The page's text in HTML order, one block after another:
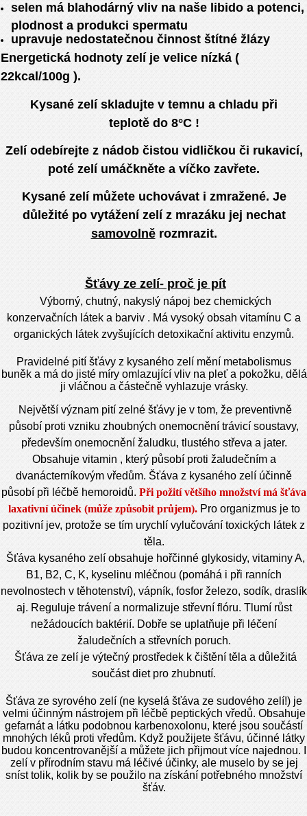
selen má blahodárný vliv na naše libido a potenci,
plodnost a produkci spermatu
upravuje nedostatečnou činnost štítné žlázy
Energetická hodnoty zelí je velice nízká (
22kcal/100g ).
Kysané zelí skladujte v temnu a chladu při
teplotě do 8°C !
Zelí odebírejte z nádob čistou vidličkou či rukavicí,
poté zelí umáčkněte a víčko zavřete.
Kysané zelí můžete uchovávat i zmražené. Je
důležité po vytážení zelí z mrazáku jej nechat
samovolněrozmrazit.
Šťávy ze zelí- proč je pít
Výborný, chutný, nakyslý nápoj bez chemických
konzervačních látek a barviv . Má vysoký obsah vitamínu C a
organických látek zvyšujících detoxikační aktivitu enzymů.
Pravidelné pití šťávy z kysaného zelí mění metabolismus
buněk a má do jisté míry omlazující vliv na pleť a pokožku, dělá
ji vláčnou a částečně vyhlazuje vrásky.
Největší význam pití zelné šťávy je v tom, že preventivně
působí proti vzniku zhoubných onemocnění trávicí soustavy,
především onemocnění žaludku, tlustého střeva a jater.
Obsahuje vitamin , který působí proti žaludečním a
dvanácterníkovým vředům. Šťáva z kysaného zelí účinně
působí při léčbě hemoroidů. Při požití většího množství má šťáva
laxativní účinek (může způsobit průjem). Pro organizmus je to
pozitivní jev, protože se tím urychlí vylučování toxických látek z
těla.
Šťáva kysaného zelí obsahuje hořčinné glykosidy, vitaminy A,
B1, B2, C, K, kyselinu mléčnou (pomáhá i při ranních
nevolnostech v těhotenství), vápník, fosfor železo, sodík, draslík
aj. Reguluje trávení a normalizuje střevní flóru. Tlumí růst
nežádoucích baktérií. Dobře se uplatňuje při léčení
žaludečních a střevních poruch.
Šťáva ze zelí je výtečný prostředek k čištění těla a důležitá
součást diet pro zhubnutí.
Šťáva ze syrového zelí (ne kyselá šťáva ze sudového zelí!) je
velmi účinným nástrojem při léčbě peptických vředů. Obsahuje
gefarnát a látku podobnou karbenoxolonu, které jsou součástí
mnohých léků proti vředům. Když použijete šťávu, účinné látky
budou koncentrovanější a můžete jich přijmout více najednou. I
zelí v přírodním stavu má léčivé účinky, ale muselo by se jej
sníst tolik, kolik by se použilo na získání potřebného množství
šťáv.